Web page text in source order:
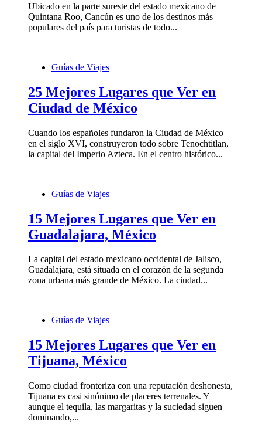
Ubicado en la parte sureste del estado mexicano de
Quintana Roo, Cancún es uno de los destinos más
populares del país para turistas de todo...
Guías de Viajes
25 Mejores Lugares que Ver en
Ciudad de México
Cuando los españoles fundaron la Ciudad de México
en el siglo XVI, construyeron todo sobre Tenochtitlan,
la capital del Imperio Azteca. En el centro histórico...
Guías de Viajes
15 Mejores Lugares que Ver en
Guadalajara, México
La capital del estado mexicano occidental de Jalisco,
Guadalajara, está situada en el corazón de la segunda
zona urbana más grande de México. La ciudad...
Guías de Viajes
15 Mejores Lugares que Ver en
Tijuana, México
Como ciudad fronteriza con una reputación deshonesta,
Tijuana es casi sinónimo de placeres terrenales. Y
aunque el tequila, las margaritas y la suciedad siguen
dominando,...